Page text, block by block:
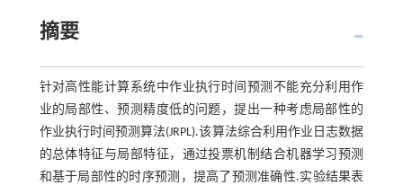
摘要
针对高性能计算系统中作业执行时间预测不能充分利用作
业的局部性、预测精度低的问题，提出一种考虑局部性的
作业执行时间预测算法(JRPL).该算法综合利用作业日志数据
的总体特征与局部特征，通过投票机制结合机器学习预测
和基于局部性的时序预测，提高了预测准确性.实验结果表